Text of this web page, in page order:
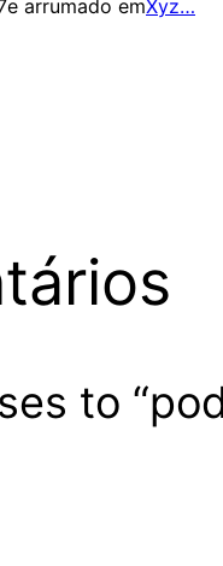
e arrumado emXyz…
to